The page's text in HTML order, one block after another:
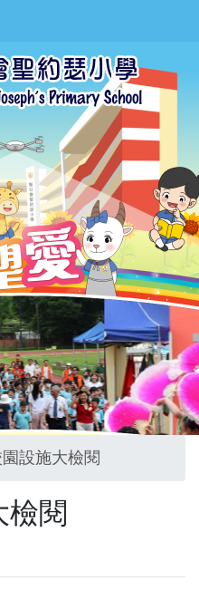
設施大檢閱
檢閱